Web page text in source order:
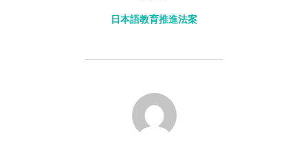
日本語教育推進法案
POST AUTHOR